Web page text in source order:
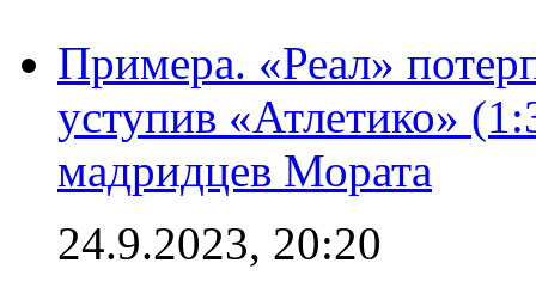
Примера. «Реал»
уступив «Атлетико»
мадридцев Мората
24.9.2023, 20:20